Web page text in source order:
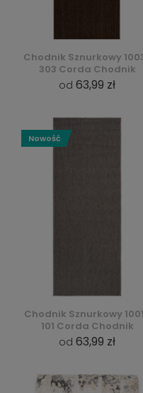
Chodnik Sznurkowy
303 Corda Chodnik
od 63,99 zł
Chodnik Sznurkowy
101 Corda Chodnik
od 63,99 zł
Nowość